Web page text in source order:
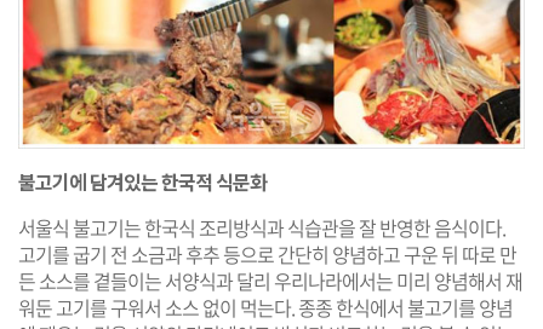
불고기에 담겨있는 한국적 식문화
서울식 불고기는 한국식 조리방식과 식습관을 잘 반영한 음식이다.
고기를 굽기 전 소금과 후추 등으로 간단히 양념하고 구운 뒤 따로 만
든 소스를 곁들이는 서양식과 달리 우리나라에서는 미리 양념해서 재
워둔 고기를 구워서 소스 없이 먹는다. 종종 한식에서 불고기를 양념